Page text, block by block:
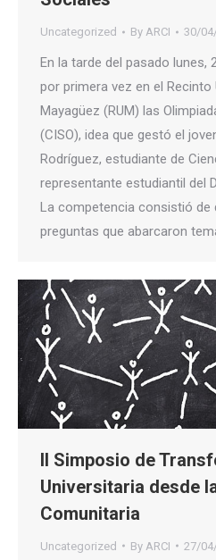
Uncategorized By ARCI 30/
En la tarde del pasado lunes,
por primera vez en el Recinto
Mayagüez (RUM) las
(CISO), idea que gestó el
Rodríguez, estudiante de
representante estudiantil del
La competencia consistió de
preguntas que abarcaron
II Simposio de
Universitaria desde
Comunitaria
Uncategorized By ARCI 27/